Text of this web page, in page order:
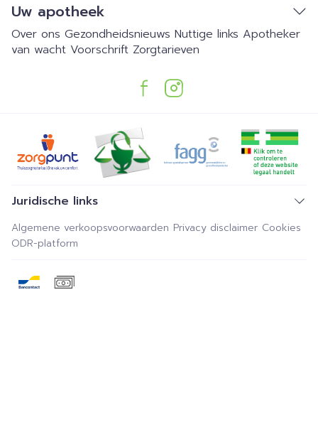
Uw apotheek
Over ons Gezondheidsnieuws Nuttige links Apotheker
van wacht Voorschrift Zorgtarieven
Juridische links
Algemene verkoopsvoorwaarden Privacy disclaimer Cookies
ODR-platform